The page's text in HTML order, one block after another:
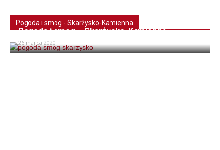
Pogoda i smog - Skarżysko-Kamienna
Pogoda i smog – Skarżysko-Kamienna
26 marca 2020